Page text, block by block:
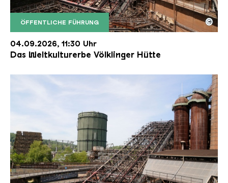
ÖFFENTLICHE FÜHRUNG
Der Erzschrägaufzug der Völklinger Hütte mit
Copyright: Weltkulturerbe Völklinger Hütte | Karl
©
04.09.2026, 11:30 Uhr
Das Weltkulturerbe Völklinger Hütte